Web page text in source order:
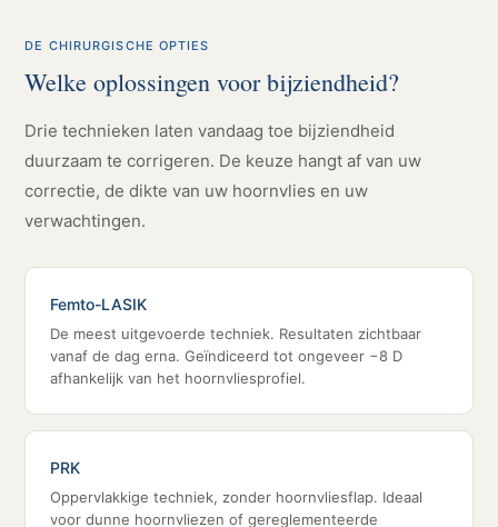
DE CHIRURGISCHE OPTIES
Welke oplossingen voor bijziendheid?
Drie technieken laten vandaag toe bijziendheid
duurzaam te corrigeren. De keuze hangt af van uw
correctie, de dikte van uw hoornvlies en uw
verwachtingen.
Femto-LASIK
De meest uitgevoerde techniek. Resultaten zichtbaar
vanaf de dag erna. Geïndiceerd tot ongeveer −8 D
afhankelijk van het hoornvliesprofiel.
PRK
Oppervlakkige techniek, zonder hoornvliesflap. Ideaal
voor dunne hoornvliezen of gereglementeerde